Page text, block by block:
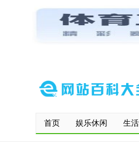
网站首页 保存到桌面 快
首页 娱乐休闲 生